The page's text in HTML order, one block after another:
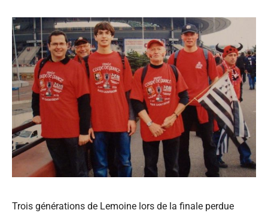
Trois générations de Lemoine lors de la finale perdue